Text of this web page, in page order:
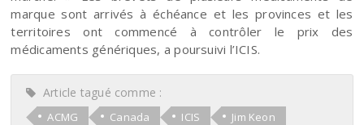
marque sont arrivés à échéance et les provinces et les
territoires ont commencé à contrôler le prix des
médicaments génériques, a poursuivi l’ICIS.
Article tagué comme :
ACMG Canada ICIS
Jim Keon